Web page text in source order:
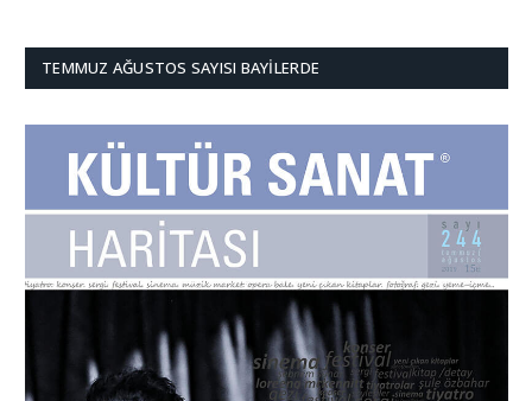
TEMMUZ AĞUSTOS SAYISI BAYILERDE